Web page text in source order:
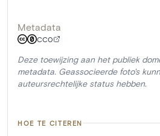
Metadata
CC0
Deze toewijzing aan het publiek
metadata. Geassocieerde foto's
auteursrechtelijke status hebben.
HOE TE CITEREN